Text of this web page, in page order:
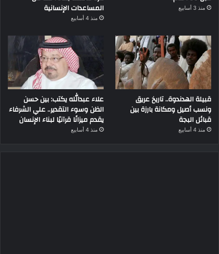
منذ 3 أسابيع
المساعدات الإنسانية
منذ 4 أسابيع
قبيلة الهدندوة.. تاريخ عريق
ونسب أصيل ومكانة بارزة بين
قبائل البجة
منذ 4 أسابيع
علاء عبدالله يكتب: بين حسن
الظن وسوء التقدير.. علي الشرفاء
يقدم ميزانًا قرآنيًا لبناء الإنسان
منذ 4 أسابيع